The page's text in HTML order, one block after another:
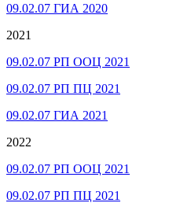
09.02.07 ГИА 2020
2021
09.02.07 РП ООЦ 2021
09.02.07 РП ПЦ 2021
09.02.07 ГИА 2021
2022
09.02.07 РП ООЦ 2021
09.02.07 РП ПЦ 2021